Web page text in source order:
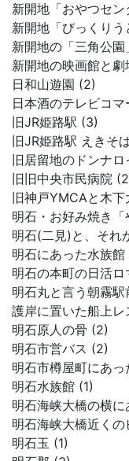
新開地「おやつセン
新開地「びっくりう
新開地の「三角公園
新開地の映画館と劇
日和山遊園 (2)
日本酒のテレビコ
旧JR姫路駅 (3)
旧JR姫路駅 えきそ
旧居留地のドンナ
旧旧中央市民病院
旧神戸YMCAと木
明石・お好み焼き「
明石(二見)と、それ
明石にあった水族館
明石の本町の日活
明石丸と言う朝霧
護岸に置いた船上
明石原人の骨 (2)
明石市営バス (2)
明石市樽屋町にあ
明石水族館 (1)
明石海峡大橋の横
明石海峡大橋近く
明石玉 (1)